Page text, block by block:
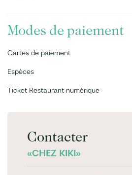
Modes de paiement
Cartes de paiement
Espèces
Ticket Restaurant numérique
Contacter
«CHEZ KIKI»